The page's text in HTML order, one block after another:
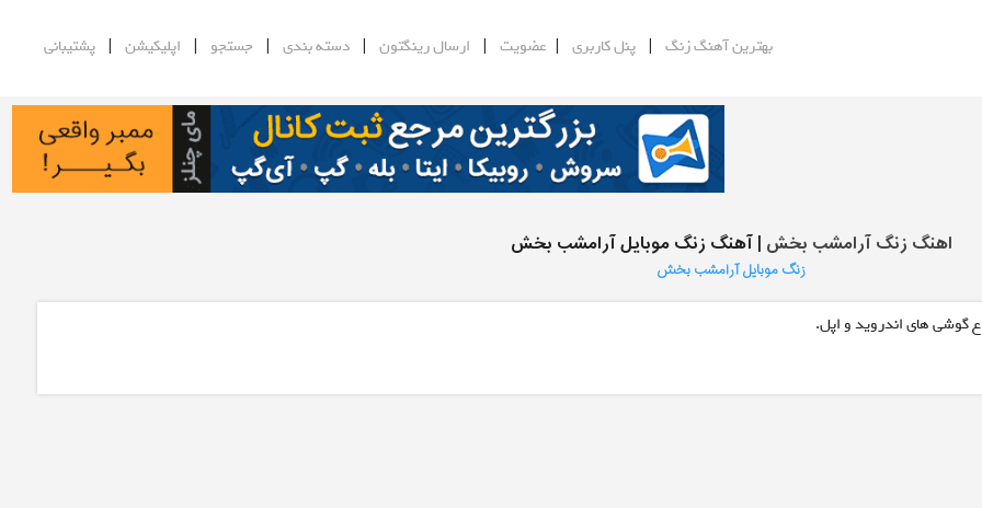
بهترین آهنگ زنگ |پنل کاربری | عضویت | ارسال رینگتون |دسته بندی | جستجو | اپلیکیشن |پشتیبانی
اهنگ زنگ آرامشب بخش | آهنگ زنگ موبایل آرامشب بخش
زنگ موبایل آرامشب بخش
گوشی های اندروید و اپل.